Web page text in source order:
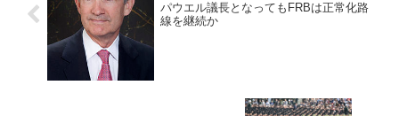
パウエル議長となってもFRBは正常化路
線を継続か